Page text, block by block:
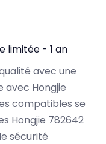
limitée - 1 an
avec une
Hongjie
compatibles se
Hongjie 782642
sécurité